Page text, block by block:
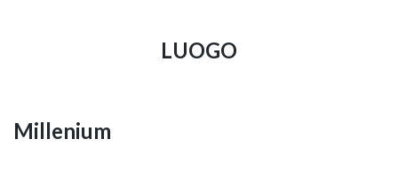
LUOGO
Millenium